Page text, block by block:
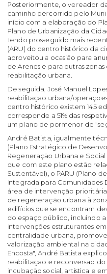
Posteriormente, o vereador
caminho percorrido pelo
início com a elaboração do
Plano de Urbanização da
tendo prosseguido mais
(ARU) do centro histórico da
aproveitou a ocasião para
de Arenes e para outras
reabilitação urbana.
De seguida, José Manuel
reabilitação urbana/
centro histórico existem 145
corresponde a 51% das
um plano de pormenor de
André Batista, igualmente
(Plano Estratégico de
Regeneração Urbana e
que com este plano estão
Sustentável), o PARU (Plano
Integrada para Comunidades
área de intervenção
de regeneração urbana à
edifícios que se encontram
do espaço público, incluindo
intervenções estruturantes
centralidade urbana,
valorização ambiental na
Encosta", André Batista
reabilitação e reconversão
incubação social, artística e